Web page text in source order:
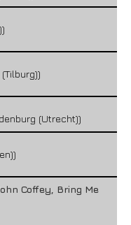
(Utrecht))
Coffey, Bring Me